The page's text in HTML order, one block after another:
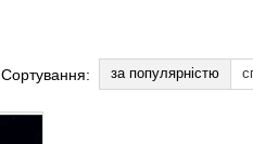
Сортування: за популярністю